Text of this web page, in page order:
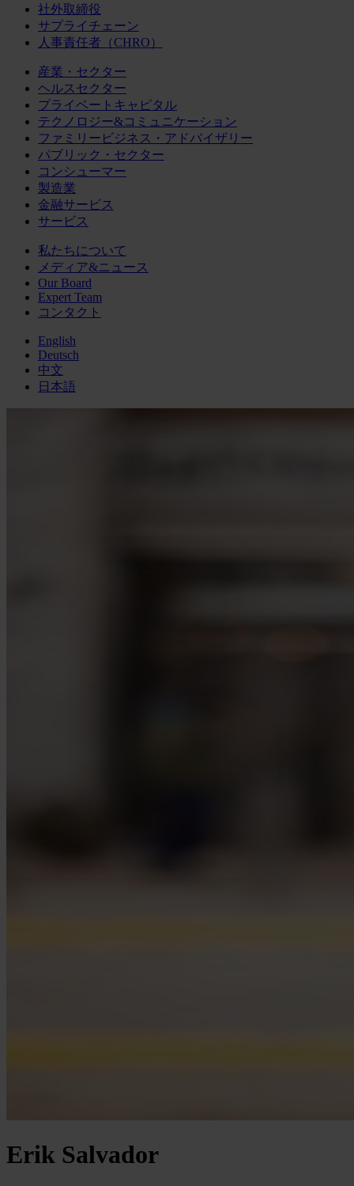
社外取締役
サプライチェーン
人事責任者（CHRO）
産業・セクター
ヘルスセクター
プライベートキャピタル
テクノロジー&コミュニケーション
ファミリービジネス・アドバイザリー
パブリック・セクター
コンシューマー
製造業
金融サービス
サービス
私たちについて
メディア&ニュース
Our Board
Expert Team
コンタクト
English
Deutsch
中文
日本語
Erik Salvador